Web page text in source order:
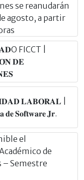
se reanudarán
agosto, a partir
FICCT |
𝐃𝐄
𝐋𝐀𝐁𝐎𝐑𝐀𝐋 |
𝐝𝐞 𝐒𝐨𝐟𝐭𝐰𝐚𝐫𝐞 𝐉𝐫.
el
de
Semestre